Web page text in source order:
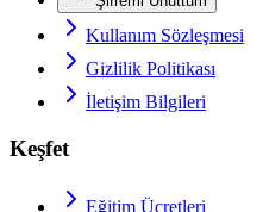
Kullanım Sözleşmesi
Gizlilik Politikası
İletişim Bilgileri
Keşfet
Eğitim Ücretleri